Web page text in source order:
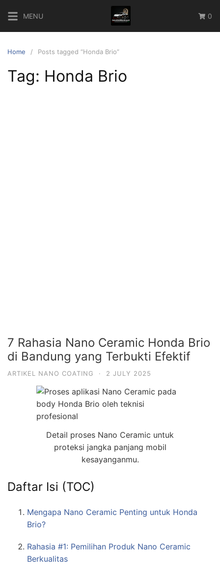
content
MENU 0
Home Posts tagged “Honda Brio”
Tag: Honda Brio
7 Rahasia Nano Ceramic Honda Brio
di Bandung yang Terbukti Efektif
ARTIKEL NANO COATING · 2 JULY 2025
Detail proses Nano Ceramic untuk
proteksi jangka panjang mobil
kesayanganmu.
Daftar Isi (TOC)
Mengapa Nano Ceramic Penting untuk Honda
Brio?
Rahasia #1: Pemilihan Produk Nano Ceramic
Berkualitas